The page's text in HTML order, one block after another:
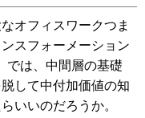
オフィスワークつま
スフォーメーション
では、中間層の基礎
して中付加価値の知
いいのだろうか。